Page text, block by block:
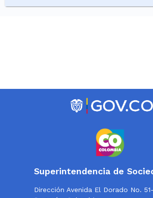
Superintendencia de
Dirección Avenida El Dorado No.